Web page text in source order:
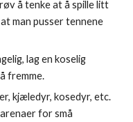
å tenke at å spille litt
man pusser tennene
lag en koselig
fremme.
kjæledyr, kosedyr, etc.
for små